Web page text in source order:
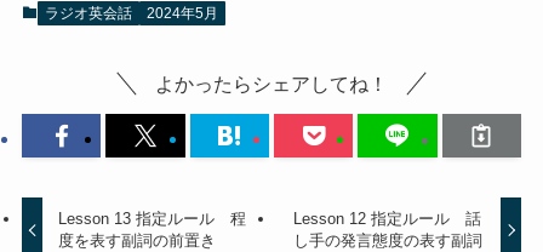
ラジオ英会話 2024年5月
よかったらシェアしてね！
Lesson 13 指定ルール 程
度を表す副詞の前置き
Lesson 12 指定ルール 話
し手の発言態度の表す副詞